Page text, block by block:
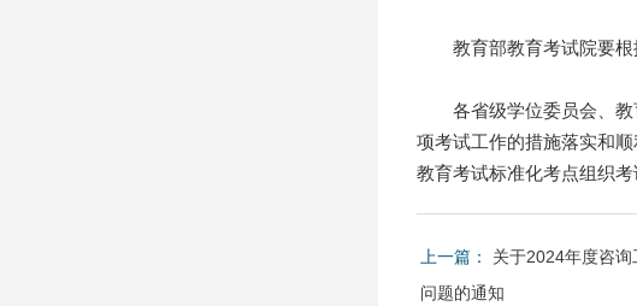
教育部教育考试院要根据
各省级学位委员会、教
项考试工作的措施落实和
教育考试标准化考点组织
上一篇：
关于2024年度咨
问题的通知